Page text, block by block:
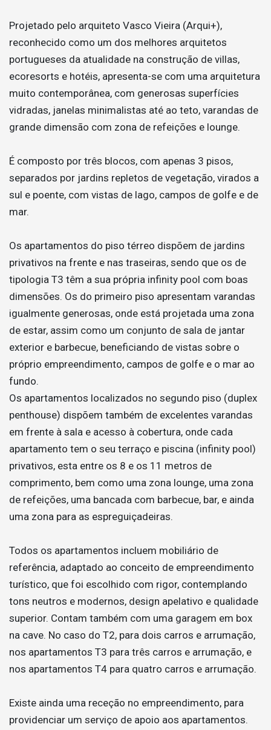
Projetado pelo arquiteto Vasco Vieira (Arqui+),
reconhecido como um dos melhores arquitetos
portugueses da atualidade na construção de villas,
ecoresorts e hotéis, apresenta-se com uma arquitetura
muito contemporânea, com generosas superfícies
vidradas, janelas minimalistas até ao teto, varandas de
grande dimensão com zona de refeições e lounge.
É composto por três blocos, com apenas 3 pisos,
separados por jardins repletos de vegetação, virados a
sul e poente, com vistas de lago, campos de golfe e de
mar.
Os apartamentos do piso térreo dispõem de jardins
privativos na frente e nas traseiras, sendo que os de
tipologia T3 têm a sua própria infinity pool com boas
dimensões. Os do primeiro piso apresentam varandas
igualmente generosas, onde está projetada uma zona
de estar, assim como um conjunto de sala de jantar
exterior e barbecue, beneficiando de vistas sobre o
próprio empreendimento, campos de golfe e o mar ao
fundo.
Os apartamentos localizados no segundo piso (duplex
penthouse) dispõem também de excelentes varandas
em frente à sala e acesso à cobertura, onde cada
apartamento tem o seu terraço e piscina (infinity pool)
privativos, esta entre os 8 e os 11 metros de
comprimento, bem como uma zona lounge, uma zona
de refeições, uma bancada com barbecue, bar, e ainda
uma zona para as espreguiçadeiras.
Todos os apartamentos incluem mobiliário de
referência, adaptado ao conceito de empreendimento
turístico, que foi escolhido com rigor, contemplando
tons neutros e modernos, design apelativo e qualidade
superior. Contam também com uma garagem em box
na cave. No caso do T2, para dois carros e arrumação,
nos apartamentos T3 para três carros e arrumação, e
nos apartamentos T4 para quatro carros e arrumação.
Existe ainda uma receção no empreendimento, para
providenciar um serviço de apoio aos apartamentos.